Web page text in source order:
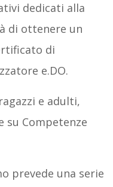
dedicati alla
di ottenere un
di
e.DO.
e adulti,
su Competenze
prevede una serie